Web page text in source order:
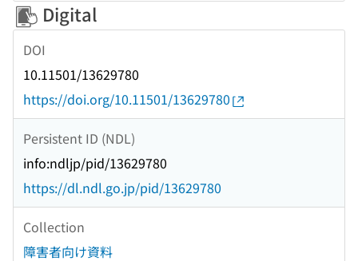
Digital
DOI
10.11501/13629780
https://doi.org/10.11501/13629780
Persistent ID (NDL)
info:ndljp/pid/13629780
https://dl.ndl.go.jp/pid/13629780
Collection
障害者向け資料